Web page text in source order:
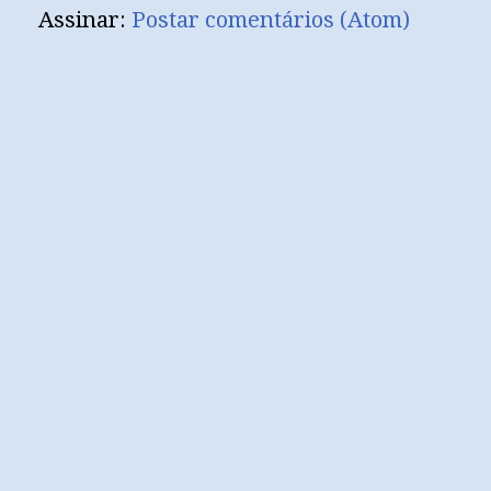
Assinar: Postar comentários (Atom)